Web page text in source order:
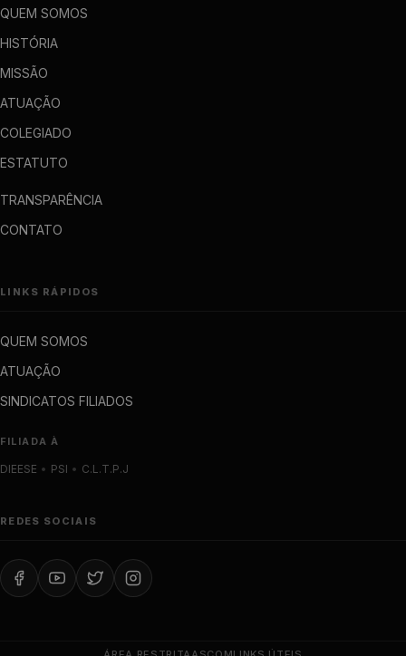
QUEM SOMOS
HISTÓRIA
MISSÃO
ATUAÇÃO
COLEGIADO
ESTATUTO
TRANSPARÊNCIA
CONTATO
LINKS RÁPIDOS
QUEM SOMOS
ATUAÇÃO
SINDICATOS FILIADOS
FILIADA À
DIEESE • PSI • C.L.T.P.J
REDES SOCIAIS